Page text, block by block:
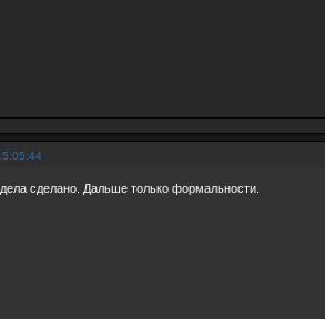
сделано. Дальше только формальности.